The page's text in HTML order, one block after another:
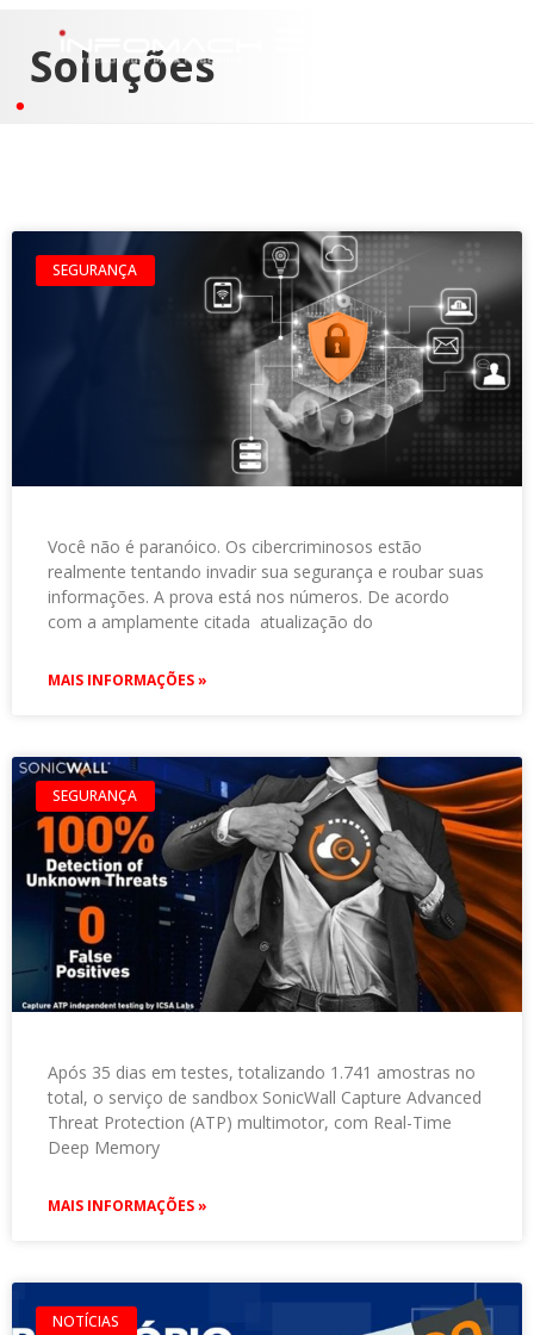
Soluções
SEGURANÇA
Você não é paranóico. Os cibercriminosos estão
realmente tentando invadir sua segurança e roubar suas
informações. A prova está nos números. De acordo
com a amplamente citada atualização do
MAIS INFORMAÇÕES »
SEGURANÇA
Após 35 dias em testes, totalizando 1.741 amostras no
total, o serviço de sandbox SonicWall Capture Advanced
Threat Protection (ATP) multimotor, com Real-Time
Deep Memory
MAIS INFORMAÇÕES »
NOTÍCIAS